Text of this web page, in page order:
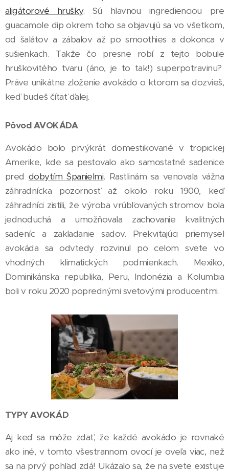
aligátorové hrušky. Sú hlavnou ingredienciou pre
guacamole dip okrem toho sa objavujú sa vo všetkom,
od šalátov a zábalov až po smoothies a dokonca v
sušienkach. Takže čo presne robí z tejto bobule
hruškovitého tvaru (áno, je to tak!) superpotravinu?
Práve unikátne zloženie avokádo o ktorom sa dozvieš,
keď budeš čítať ďalej.
Pôvod AVOKÁDA
Avokádo bolo prvýkrát domestikované v tropickej
Amerike, kde sa pestovalo ako samostatné sadenice
pred dobytím Španielmi. Rastlinám sa venovala vážna
záhradnícka pozornosť až okolo roku 1900, keď
záhradníci zistili, že výroba vrúbľovaných stromov bola
jednoduchá a umožňovala zachovanie kvalitných
sadeníc a zakladanie sadov. Prekvitajúci priemysel
avokáda sa odvtedy rozvinul po celom svete vo
vhodných klimatických podmienkach. Mexiko,
Dominikánska republika, Peru, Indonézia a Kolumbia
boli v roku 2020 poprednými svetovými producentmi.
TYPY AVOKÁD
Aj keď sa môže zdať, že každé avokádo je rovnaké
ako iné, v tomto všestrannom ovocí je oveľa viac, než
sa na prvý pohľad zdá! Ukázalo sa, že na svete existuje